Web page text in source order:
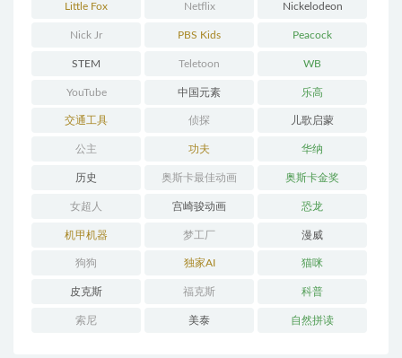
Little Fox Netflix Nickelodeon
Nick Jr PBS Kids Peacock
STEM Teletoon WB
YouTube 中国元素 乐高
交通工具 侦探 儿歌启蒙
公主 功夫 华纳
历史 奥斯卡最佳动画 奥斯卡金奖
女超人 宫崎骏动画 恐龙
机甲机器 梦工厂 漫威
狗狗 独家AI 猫咪
皮克斯 福克斯 科普
索尼 美泰 自然拼读